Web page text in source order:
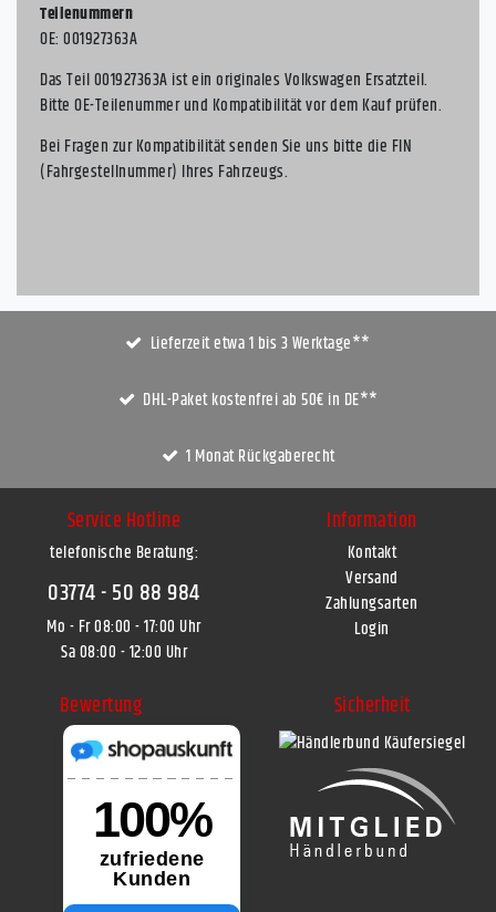
Teilenummern
OE: 001927363A
Das Teil 001927363A ist ein originales Volkswagen Ersatzteil.
Bitte OE-Teilenummer und Kompatibilität vor dem Kauf prüfen.
Bei Fragen zur Kompatibilität senden Sie uns bitte die FIN
(Fahrgestellnummer) Ihres Fahrzeugs.
Lieferzeit etwa 1 bis 3 Werktage**
DHL-Paket kostenfrei ab 50€ in DE**
1 Monat Rückgaberecht
Service Hotline
telefonische Beratung:
03774 - 50 88 984
Mo - Fr 08:00 - 17:00 Uhr
Sa 08:00 - 12:00 Uhr
Information
Kontakt
Versand
Zahlungsarten
Login
Bewertung Sicherheit